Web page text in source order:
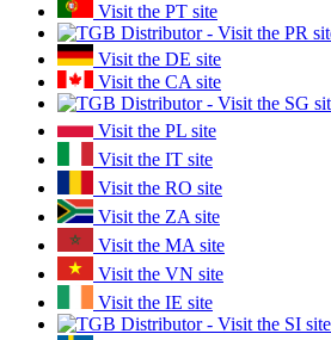
Visit the PT site
Visit the DE site
Visit the CA site
Visit the PL site
Visit the IT site
Visit the RO site
Visit the ZA site
Visit the MA site
Visit the VN site
Visit the IE site